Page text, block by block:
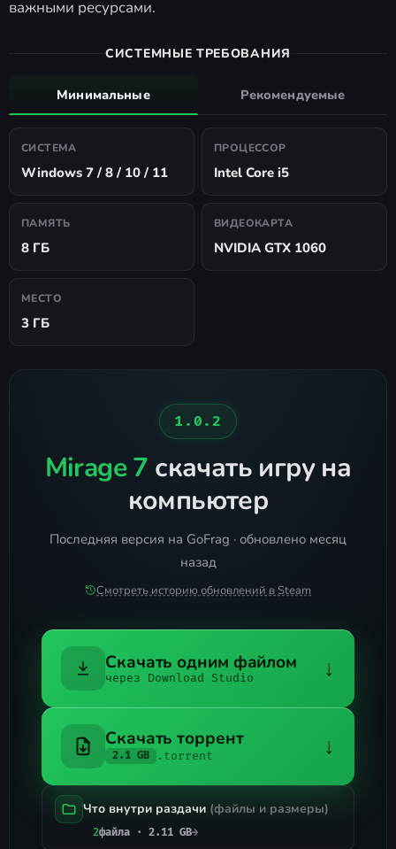
важными ресурсами.
СИСТЕМНЫЕ ТРЕБОВАНИЯ
Минимальные Рекомендуемые
СИСТЕМА
Windows 7 / 8 / 10 / 11
ПРОЦЕССОР
Intel Core i5
ПАМЯТЬ
8 ГБ
ВИДЕОКАРТА
NVIDIA GTX 1060
МЕСТО
3 ГБ
1.0.2
Mirage 7 скачать игру на
компьютер
Последняя версия на GoFrag · обновлено месяц
назад
Смотреть историю обновлений в Steam
Скачать одним файлом
через Download Studio ↓
Скачать торрент
2.1 GB .torrent ↓
Что внутри раздачи (файлы и размеры)
2файла · 2.11 GB→